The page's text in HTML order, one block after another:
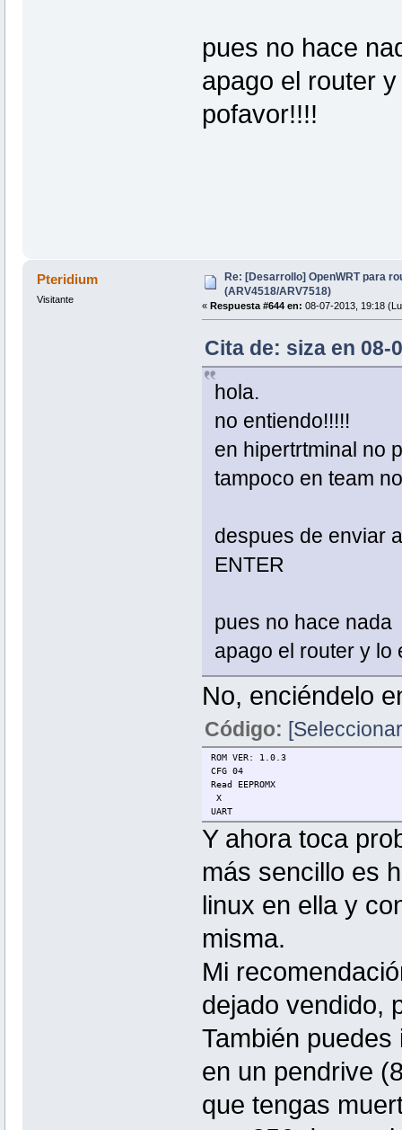
pues no hace
apago el router
pofavor!!!!
Pteridium
Visitante
Re: [Desarrollo] OpenWRT para
(ARV4518/ARV7518)
« Respuesta #644 en: 08-07-2013, 19:18
Cita de: siza en 08-
hola.
no entiendo!!!!!
en hipertrtminal no
tampoco en team
despues de enviar
ENTER
pues no hace nada
apago el router y lo
No, enciéndelo
Código:
ROM VER: 1.0.3
CFG 04
Read EEPROMX
X
UART
Y ahora toca
más sencillo es
linux en ella y
misma.
Mi
dejado vendido,
También
en un pendrive
que tengas